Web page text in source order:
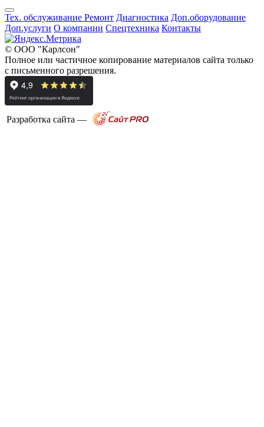
Тех. обслуживание Ремонт Диагностика Доп.оборудование
Доп.услуги О компании Спецтехника Контакты
© ООО "Карлсон"
Полное или частичное копирование материалов сайта только
с письменного разрешения.
Разработка сайта —